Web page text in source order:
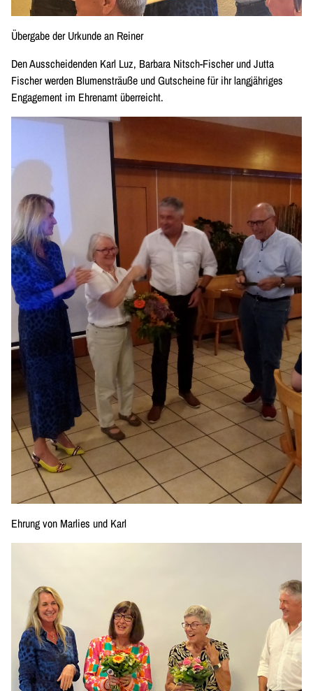
Übergabe der Urkunde an Reiner
Den Ausscheidenden Karl Luz, Barbara Nitsch-Fischer und Jutta
Fischer werden Blumensträuße und Gutscheine für ihr langjähriges
Engagement im Ehrenamt überreicht.
Ehrung von Marlies und Karl